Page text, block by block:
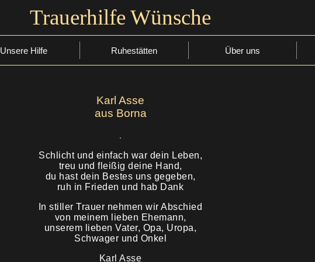
Unsere Hilfe Ruhestätten Über uns
Trauerhilfe Wünsche
Karl Asse
aus Borna
Schlicht und einfach war dein Leben,
treu und fleißig deine Hand,
du hast dein Bestes uns gegeben,
ruh in Frieden und hab Dank
In stiller Trauer nehmen wir Abschied
von meinem lieben Ehemann,
unserem lieben Vater, Opa, Uropa,
Schwager und Onkel
Karl Asse